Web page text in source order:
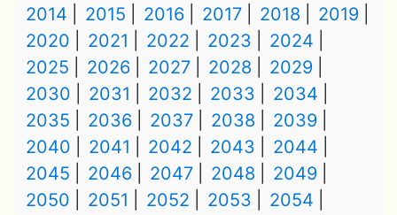
2014
2015 2016 2017 2018
2019
2020
2021 2022 2023
2024
2025
2026 2027 2028
2029
2030
2031 2032 2033
2034
2035
2036 2037 2038
2039
2040
2041 2042 2043
2044
2045
2046 2047 2048
2049
2050
2051 2052 2053
2054